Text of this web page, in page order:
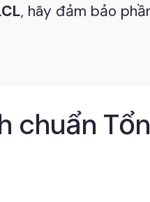
, hãy đảm bảo
chuẩn